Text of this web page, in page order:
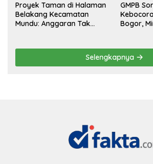
Proyek Taman di Halaman
Belakang Kecamatan
Mundu: Anggaran Tak
GMPB
Bogor,
Selengkapnya